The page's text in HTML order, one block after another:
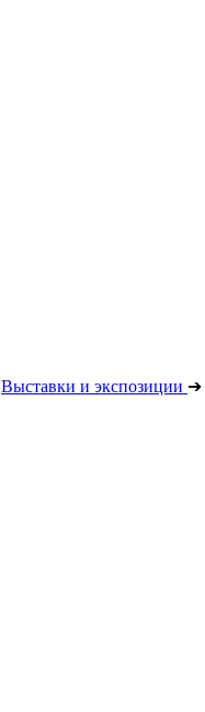
Выставки и экспозиции ➔